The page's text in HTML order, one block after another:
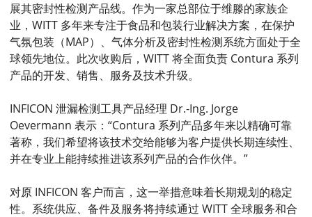
展其密封性检测产品线。作为一家总部位于维滕的家族企
业，WITT 多年来专注于食品和包装行业解决方案，在保护
气氛包装（MAP）、气体分析及密封性检测系统方面处于全
球领先地位。此次收购后，WITT 将全面负责 Contura 系列
产品的开发、销售、服务及技术升级。
INFICON 泄漏检测工具产品经理 Dr.-Ing. Jorge
Oevermann 表示：“Contura 系列产品多年来以精确可靠
著称，我们希望将该技术交给能够为客户提供长期连续性、
并在专业上能持续推进该系列产品的合作伙伴。”
对原 INFICON 客户而言，这一举措意味着长期规划的稳定
性。系统供应、备件及服务将持续通过 WITT 全球服务和合